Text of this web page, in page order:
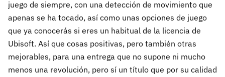
juego de siempre, con una detección de movimiento que
apenas se ha tocado, así como unas opciones de juego
que ya conocerás si eres un habitual de la licencia de
Ubisoft. Así que cosas positivas, pero también otras
mejorables, para una entrega que no supone ni mucho
menos una revolución, pero sí un título que por su calidad